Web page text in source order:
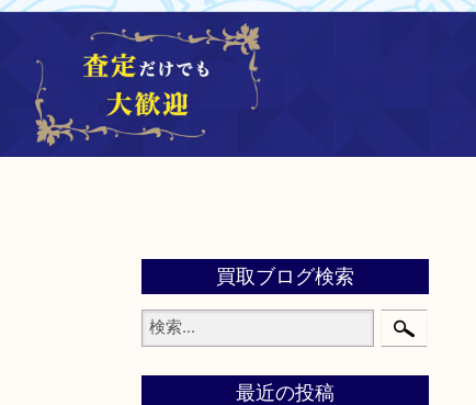
買取ブログ検索
最近の投稿